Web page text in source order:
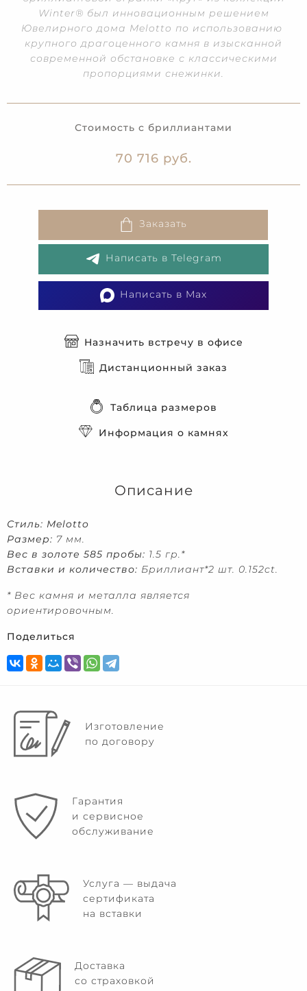
Winter® был инновационным решением
Ювелирного дома Melotto по использованию
крупного драгоценного камня в изысканной
современной обстановке с классическими
пропорциями снежинки.
Стоимость с бриллиантами
70 716 руб.
Заказать
Написать в Telegram
Написать в Max
Назначить встречу в офисе
Дистанционный заказ
Таблица размеров
Информация о камнях
Описание
Стиль: Melotto
Размер: 7 мм.
Вес в золоте 585 пробы: 1.5 гр.*
Вставки и количество: Бриллиант*2 шт. 0.152ct.
* Вес камня и металла является
ориентировочным.
Поделиться
Изготовление
по договору
Гарантия
и сервисное
обслуживание
Услуга — выдача
сертификата
на вставки
Доставка
со страховкой